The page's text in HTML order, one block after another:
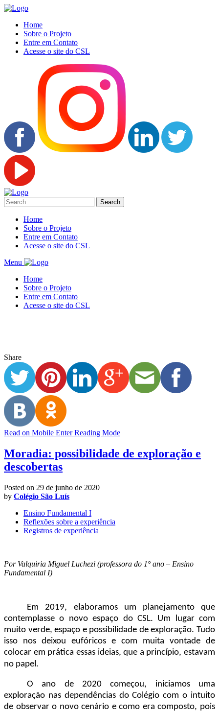
Home
Sobre o Projeto
Entre em Contato
Acesse o site do CSL
Home
Sobre o Projeto
Entre em Contato
Acesse o site do CSL
Menu
Home
Sobre o Projeto
Entre em Contato
Acesse o site do CSL
Share
Read on Mobile Enter Reading Mode
Moradia: possibilidade de exploração e
descobertas
Posted on 29 de junho de 2020
by Colégio São Luís
Ensino Fundamental I
Reflexões sobre a experiência
Registros de experiência
Por Valquiria Miguel Luchezi (professora do 1° ano – Ensino
Fundamental I)
Em 2019, elaboramos um planejamento que
contemplasse o novo espaço do CSL. Um lugar com
muito verde, espaço e possibilidade de exploração. Tudo
isso nos deixou eufóricos e com muita vontade de
colocar em prática essas ideias, que a princípio, estavam
no papel.
O ano de 2020 começou, iniciamos uma
exploração nas dependências do Colégio com o intuito
de observar o novo cenário e como era composto, pois